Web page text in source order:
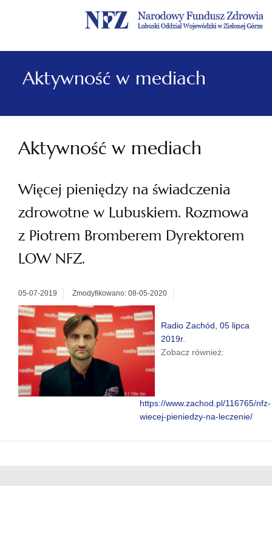
Menu
główne
Menu
lewe
Treść
główna
Szukaj
w
serwisie
Stopka
Aktywność w mediach
Aktywność w mediach
Więcej pieniędzy na świadczenia
zdrowotne w Lubuskiem. Rozmowa
z Piotrem Bromberem Dyrektorem
LOW NFZ.
05-07-2019 Zmodyfikowano: 08-05-2020
Radio Zachód, 05 lipca
2019r.
Zobacz również:
https://www.zachod.pl/116765/nfz-
wiecej-pieniedzy-na-leczenie/